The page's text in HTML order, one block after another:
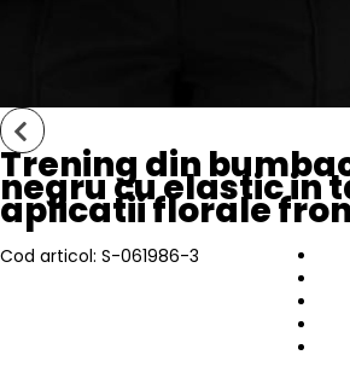
Trening din
negru cu elastic in
aplicatii florale
Cod articol: S-061986-3